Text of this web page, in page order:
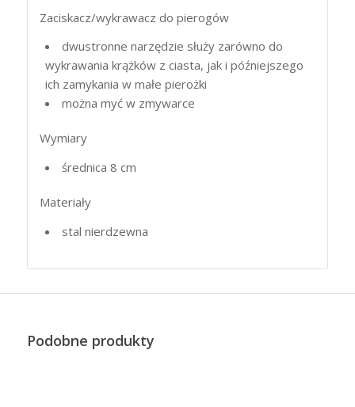
Zaciskacz/wykrawacz do pierogów
dwustronne narzędzie służy zarówno do
wykrawania krążków z ciasta, jak i późniejszego
ich zamykania w małe pierożki
można myć w zmywarce
Wymiary
średnica 8 cm
Materiały
stal nierdzewna
Podobne produkty